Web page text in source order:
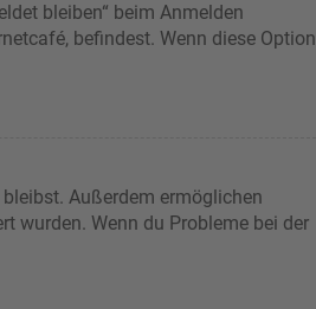
bleiben“ beim Anmelden
befindest. Wenn diese Option
Außerdem ermöglichen
wurden. Wenn du Probleme bei der